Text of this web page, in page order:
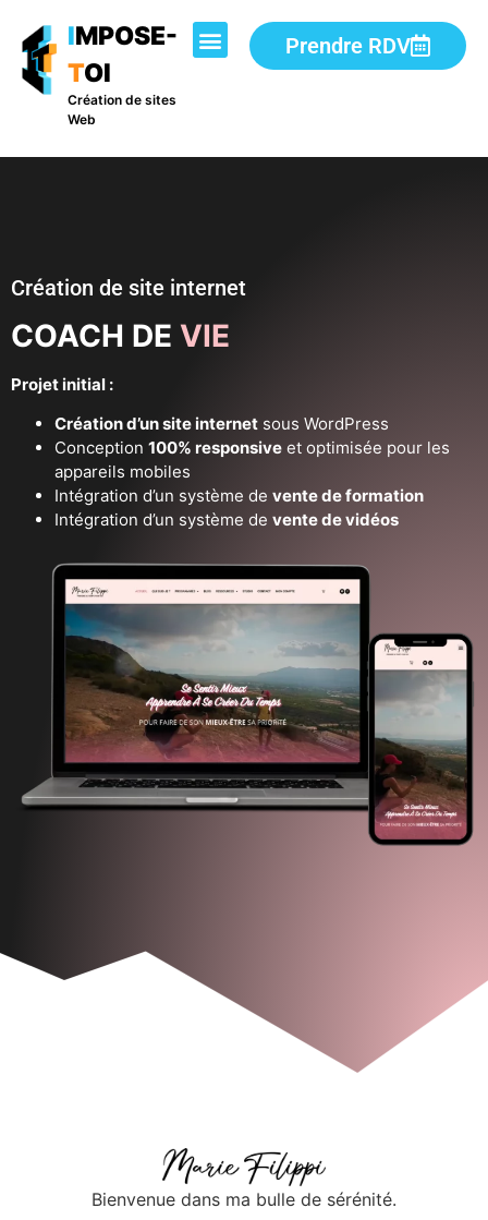
IMPOSE-
TOI
Création de sites
Web
Prendre RDV
Création de site internet
COACH DE VIE
Projet initial :
Création d’un site internet sous WordPress
Conception 100% responsive et optimisée pour les
appareils mobiles
Intégration d’un système de vente de formation
Intégration d’un système de vente de vidéos
Bienvenue dans ma bulle de sérénité.